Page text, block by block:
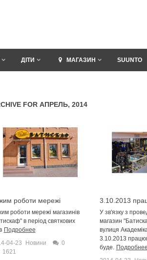
ДІТИ МАГАЗИН SUUNTO
FOR АПРЕЛЬ, 2014
роботи мережі
"Батискаф" в період
днів
роботи мережі магазинів
в період святкових
Подробнее
04-23
Новини
0
1621
3.10.2013
У зв'язку з
магазин
вулиця
3.10.2013
буде.
Подробнее